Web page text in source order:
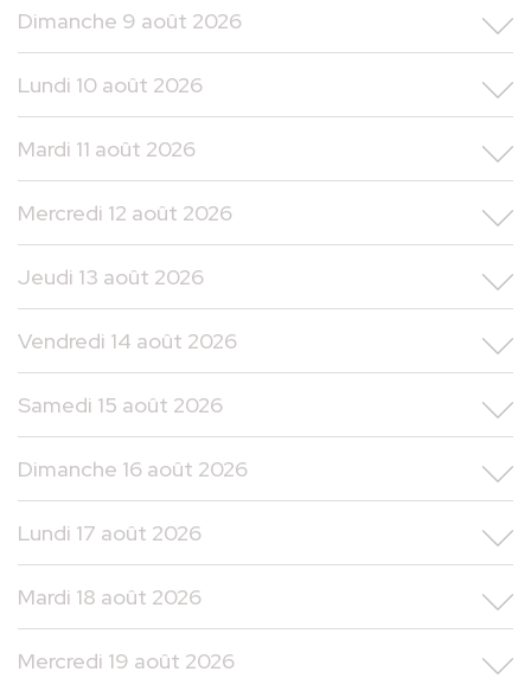
Dimanche 9 août 2026
Lundi 10 août 2026
Mardi 11 août 2026
Mercredi 12 août 2026
Jeudi 13 août 2026
Vendredi 14 août 2026
Samedi 15 août 2026
Dimanche 16 août 2026
Lundi 17 août 2026
Mardi 18 août 2026
Mercredi 19 août 2026